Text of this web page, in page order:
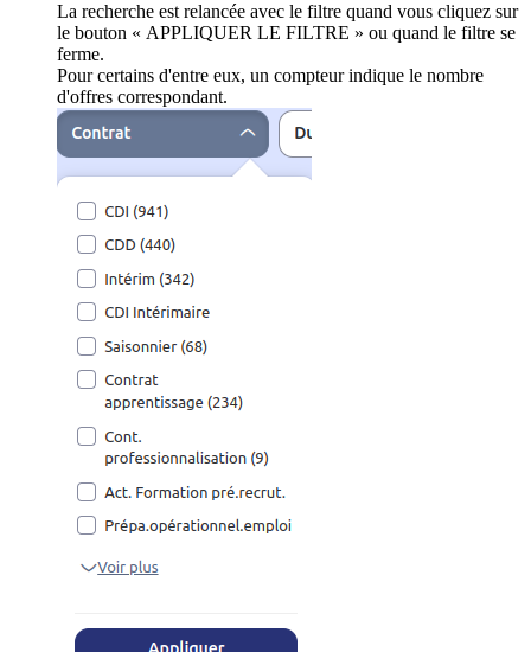
La recherche est relancée avec le filtre quand vous cliquez sur
le bouton « APPLIQUER LE FILTRE » ou quand le filtre se
ferme.
Pour certains d'entre eux, un compteur indique le nombre
d'offres correspondant.